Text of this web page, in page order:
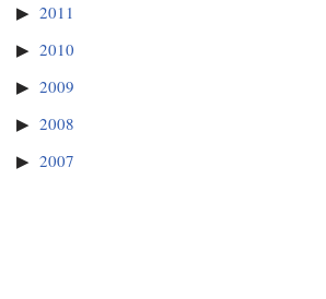
2011
2010
2009
2008
2007